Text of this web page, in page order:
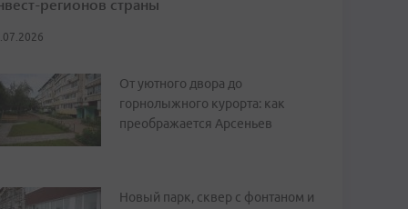
регионов страны
От уютного двора до
горнолыжного курорта: как
преображается Арсеньев
Новый парк, сквер с фонтаном и